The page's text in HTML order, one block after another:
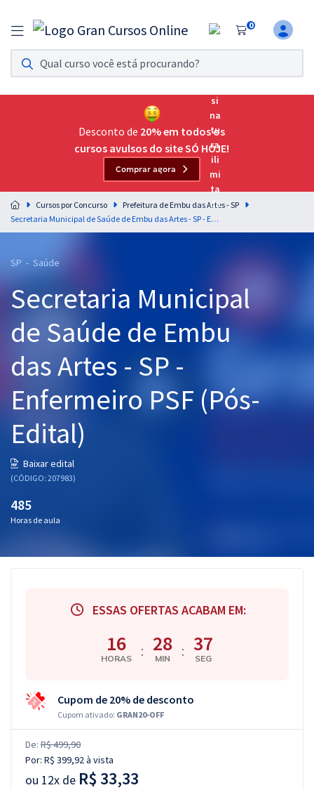
0
Assinatura Ilimitada 11
Acesso a todos os cursos. Teste grátis por 7 dias!
Assinatura OAB Até Passar
Acesso ilimitado a toda preparação para o Exame da
Residências Multiprofissionais
Preparação completa e intensiva para as principais
residências em saúde do Brasil
Cursos 20% OFF
Pós
Graduação
OAB
Mentorias
Questões grátis
Blog
Desconto de 20% em todos os
cursos avulsos do site SÓ HOJE!
Comprar agora
Cursos por Concurso
Prefeitura de Embu das Artes - SP
Secretaria Municipal de Saúde de Embu das Artes - SP - Enfermeiro PSF (Pós-Edital)
SP - Saúde
Secretaria Municipal
de Saúde de Embu
das Artes - SP -
Enfermeiro PSF (Pós-
Edital)
Baixar edital
(CÓDIGO: 207983)
485
Horas de aula
ESSAS OFERTAS ACABAM EM:
16
HORAS : 28
MIN : 37
SEG
Cupom de 20% de desconto
Cupom ativado: GRAN20-OFF
De: R$ 499,90
Por: R$ 399,92à vista
ou 12x de R$ 33,33